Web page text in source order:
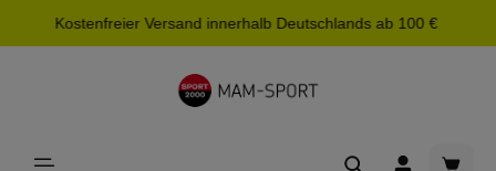
springen
Kostenfreier Versand innerhalb Deutschlands ab 100 €